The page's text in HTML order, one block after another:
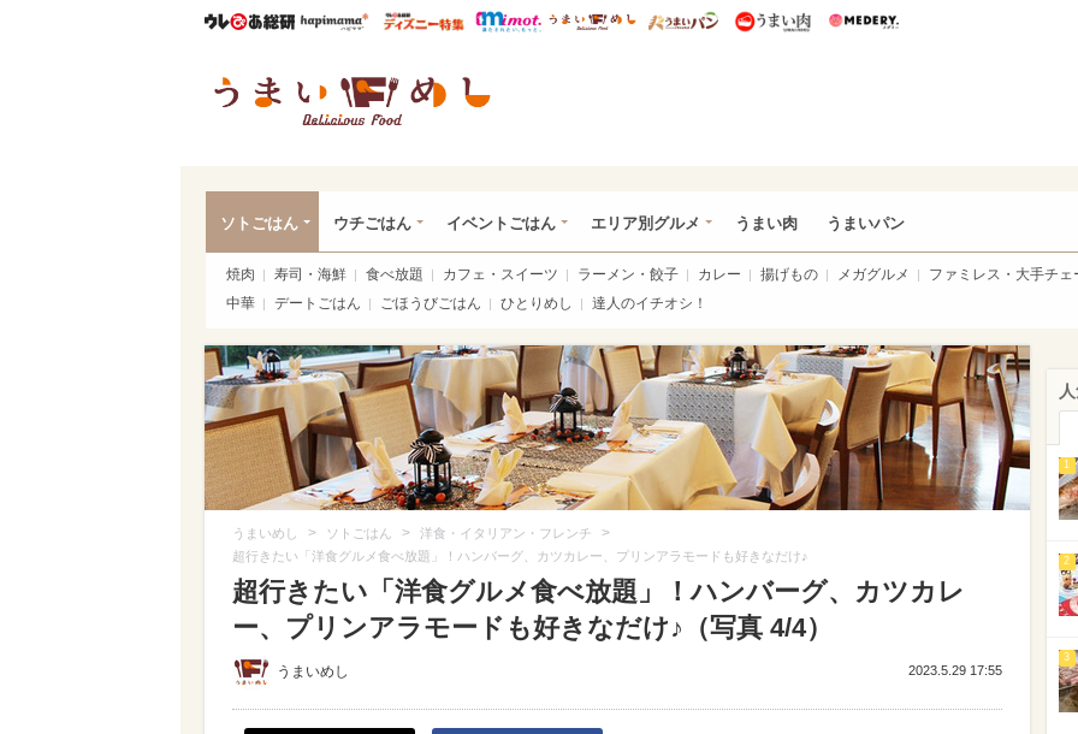
ウレぴあ総研ハピママ* ウレぴあ総研 ディズニー特集
mimot. うまいめし うまいパン うまい肉
ソトごはん ウチごはん イベントごはん エリア別グルメ うまい肉 うまいパン
焼肉 寿司・海鮮 食べ放題 カフェ・スイーツ ラーメン・餃子 カレー 揚げもの メガグルメ
ファミレス・大手チェ
中華
デートごはん ごほうびごはん ひとりめし 達人のイチオシ！
うまいめし > ソトごはん > 洋食・イタリアン・フレンチ >
超行きたい「洋食グルメ食べ放題」！ハンバーグ、カツカレー、プリンアラモードも好きなだけ♪
超行きたい「洋食グルメ食べ放題」！ハンバーグ、カツカレ
ー、プリンアラモードも好きなだけ♪（写真 4/4）
うまいめし 2023.5.29 17:55
1
2
3